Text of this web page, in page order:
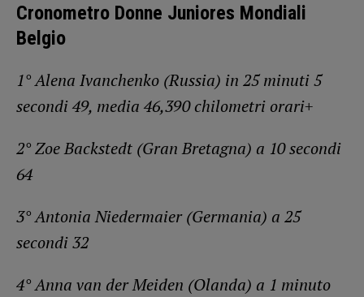
Cronometro Donne Juniores Mondiali
Belgio
1° Alena Ivanchenko (Russia) in 25 minuti 5
secondi 49, media 46,390 chilometri orari+
2° Zoe Backstedt (Gran Bretagna) a 10 secondi
64
3° Antonia Niedermaier (Germania) a 25
secondi 32
4° Anna van der Meiden (Olanda) a 1 minuto